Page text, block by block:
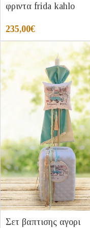
φριντα frida kahlo
235,00€
Σετ βαπτισης αγορι